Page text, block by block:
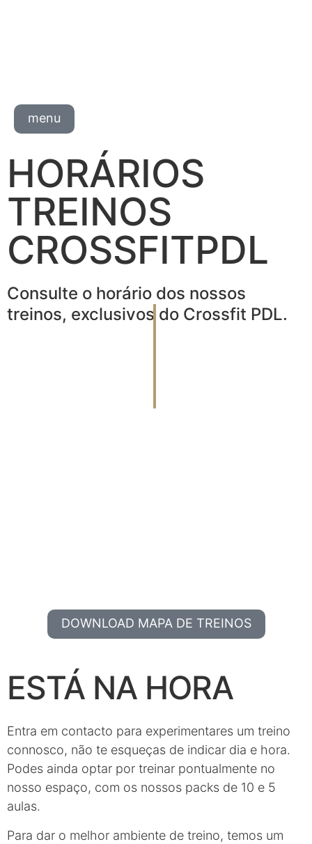
menu
HORÁRIOS
TREINOS
CROSSFITPDL
Consulte o horário dos nossos
treinos, exclusivos do Crossfit PDL.
DOWNLOAD MAPA DE TREINOS
ESTÁ NA HORA
Entra em contacto para experimentares um treino
connosco, não te esqueças de indicar dia e hora.
Podes ainda optar por treinar pontualmente no
nosso espaço, com os nossos packs de 10 e 5
aulas.
Para dar o melhor ambiente de treino, temos um